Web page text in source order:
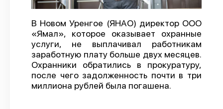
API
О проекте
Политика конфиденциальности
В Новом Уренгое (ЯНАО) директор ООО
«Ямал», которое оказывает охранные
услуги, не выплачивал работникам
заработную плату больше двух месяцев.
Охранники обратились в прокуратуру,
после чего задолженность почти в три
миллиона рублей была погашена.